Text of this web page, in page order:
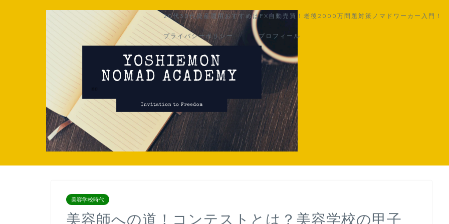
20代30代資産運用おすすめはFX自動売買！老後2000万問題対策ノマドワーカー入門！
プライバシーポリシー プロフィール
美容学校時代
美容師への道！コンテストとは？美容学校の甲子